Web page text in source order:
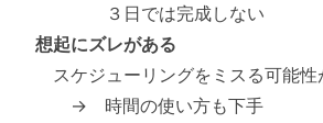
３日では完成しない
想起にズレがある
スケジューリングをミスる可能性
→ 時間の使い方も下手